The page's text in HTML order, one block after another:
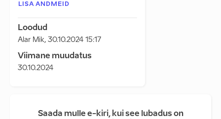
LISA ANDMEID
Loodud
Alar Mik, 30.10.2024 15:17
Viimane muudatus
30.10.2024
Saada mulle e-kiri, kui see lubadus on